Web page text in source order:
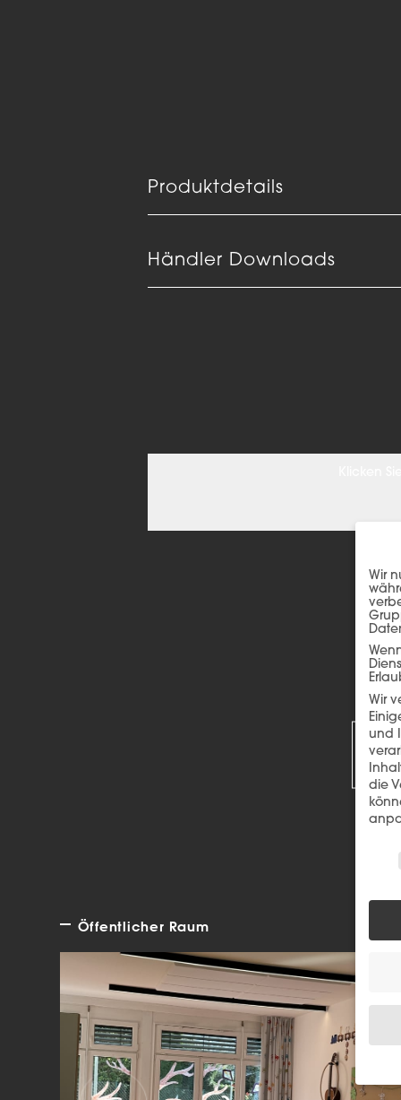
Produktdetails
Händler Downloads
Öffentlicher Raum
Wir
Wir
und
die